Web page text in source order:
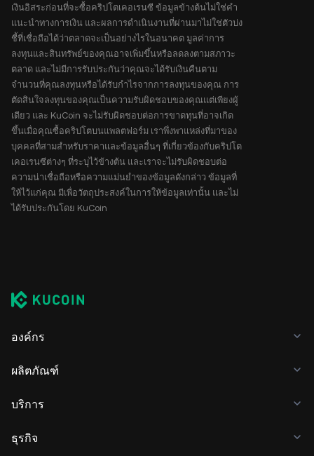
เงินอิสระก่อนที่จะซื้อคริปโตเคอเรนซี ข้อมูลข้างต้นไม่ใช่คำ
แนะนำทางการเงิน และผลการดำเนินงานที่ผ่านมาไม่ใช่ตัวบ่ง
ชี้ที่เชื่อถือได้ว่าตลาดจะเป็นอย่างไรในอนาคต มูลค่าการ
ลงทุนและสินทรัพย์ของคุณอาจเพิ่มขึ้นหรือลดลงตามสภาวะ
ตลาด และไม่มีการรับประกันว่าคุณจะได้รับเงินคืนตาม
จำนวนที่คุณลงทุนหรือได้รับกำไรจากการลงทุนของคุณ การ
ตัดสินใจลงทุนของคุณเป็นความรับผิดชอบของคุณแต่เพียงผู้
เดียว และ KuCoin จะไม่รับผิดชอบต่อการขาดทุนที่อาจเกิด
ขึ้นเมื่อคุณซื้อคริปโตบนแพลตฟอร์ม เราพึ่งพาแหล่งที่มาของ
บุคคลที่สามสำหรับราคาและข้อมูลอื่นๆ ที่เกี่ยวข้องกับคริปโต
เคอเรนซีต่างๆ ที่ระบุไว้ข้างต้น และเราจะไม่รับผิดชอบต่อ
ความน่าเชื่อถือหรือความแม่นยำของข้อมูลดังกล่าว ข้อมูลที่
ให้ไว้แก่คุณ มีเพื่อวัตถุประสงค์ในการให้ข้อมูลเท่านั้น และไม่
ได้รับประกันโดย KuCoin
องค์กร
ผลิตภัณฑ์
บริการ
ธุรกิจ